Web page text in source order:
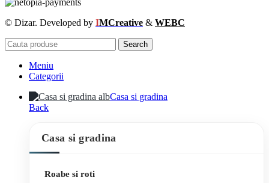
© Dizar. Developed by IMCreative & WEBC
Search
Meniu
Categorii
Casa si gradina
Back
Casa si gradina
Roabe si roti